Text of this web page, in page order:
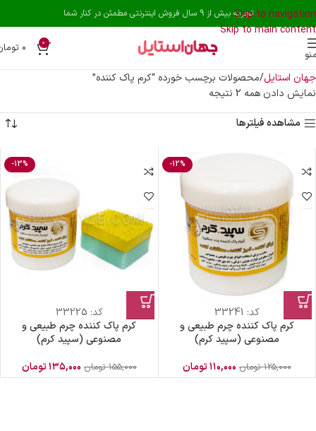
Skip to navigation
Skip to main content
تجربه بیش از 9 سال فروش اینترنتی مطمئن در کنار شما
0 ۰
جهان استایل محصولات برچسب خورده “کرم پاک کننده”
نمایش دادن همه 2 نتیجه
مشاهده فیلترها
-12%
کد: 33241
کرم پاک کننده چرم طبیعی و
مصنوعی (سپید کرم)
۱۲۵,۰۰۰ تومان ۱۱۰,۰۰۰تومان
-13%
کد: 33225
کرم پاک کننده چرم طبیعی و
مصنوعی (سپید کرم)
۱۵۵,۰۰۰ تومان ۱۳۵,۰۰۰تومان